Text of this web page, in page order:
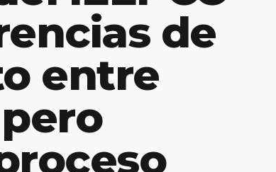
de
entre